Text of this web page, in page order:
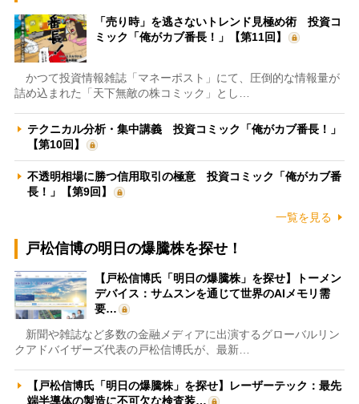
「売り時」を逃さないトレンド見極め術 投資コ
ミック「俺がカブ番長！」【第11回】
かつて投資情報雑誌「マネーポスト」にて、圧倒的な情報量が
詰め込まれた「天下無敵の株コミック」とし…
テクニカル分析・集中講義 投資コミック「俺がカブ番長！」
【第10回】
不透明相場に勝つ信用取引の極意 投資コミック「俺がカブ番
長！」【第9回】
一覧を見る
戸松信博の明日の爆騰株を探せ！
【戸松信博氏「明日の爆騰株」を探せ】トーメン
デバイス：サムスンを通じて世界のAIメモリ需
要…
新聞や雑誌など多数の金融メディアに出演するグローバルリン
クアドバイザーズ代表の戸松信博氏が、最新…
【戸松信博氏「明日の爆騰株」を探せ】レーザーテック：最先
端半導体の製造に不可欠な検査装…